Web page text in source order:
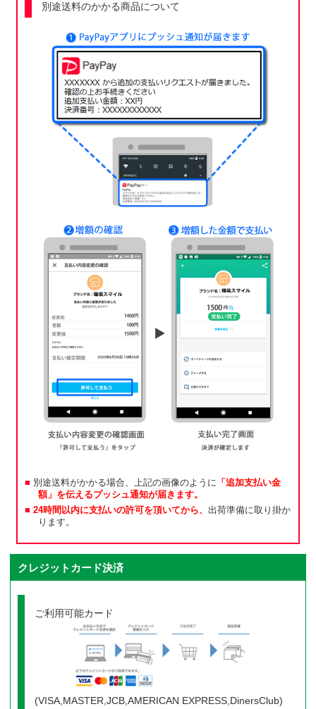
別途送料のかかる商品について
別途送料がかかる場合、上記の画像のように
「追加支払い金
額」を伝えるプッシュ通知が届きます。
24時間以内に支払いの許可を頂いてから、 出荷準備に取り掛か
ります。
クレジットカード決済
ご利用可能カード
(VISA,MASTER,JCB,AMERICAN EXPRESS,DinersClub)